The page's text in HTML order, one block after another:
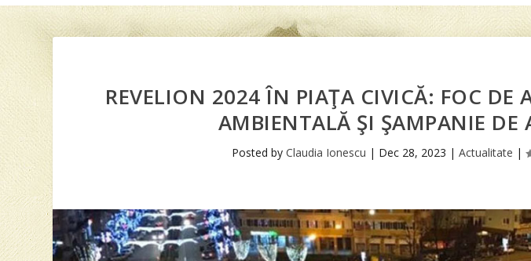
REVELION 2024 ÎN PIAŢA CIVICĂ: FOC DE
AMBIENTALĂ ŞI ŞAMPANIE DE
Posted by Claudia Ionescu | Dec 28, 2023 | Actualitate |